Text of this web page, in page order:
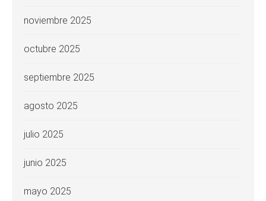
noviembre 2025
octubre 2025
septiembre 2025
agosto 2025
julio 2025
junio 2025
mayo 2025